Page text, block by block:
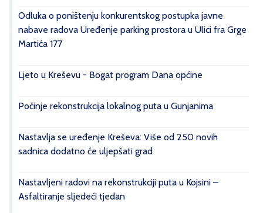
Odluka o poništenju konkurentskog postupka javne
nabave radova Uređenje parking prostora u Ulici fra Grge
Martića 177
Ljeto u Kreševu - Bogat program Dana općine
Počinje rekonstrukcija lokalnog puta u Gunjanima
Nastavlja se uređenje Kreševa: Više od 250 novih
sadnica dodatno će uljepšati grad
Nastavljeni radovi na rekonstrukciji puta u Kojsini –
Asfaltiranje sljedeći tjedan